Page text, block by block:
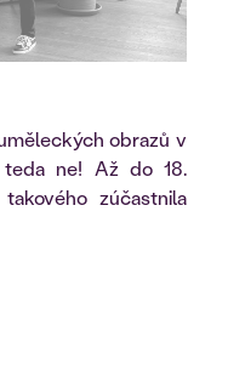
obrazů v
teda ne! Až do 18.
zúčastnila